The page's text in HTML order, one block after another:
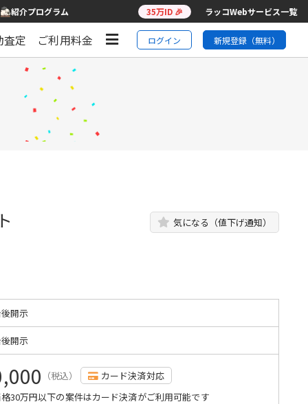
紹介プログラム 35万ID 🎉 ラッコWebサービス一覧
査定 ご利用料金 ログイン 新規登録（無料）
気になる（値下げ通知）
開示
開示
（税込）
カード決済対応
30万円以下の案件はカード決済がご利用可能です